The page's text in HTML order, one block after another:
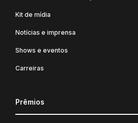
Kit de mídia
Notícias e imprensa
Shows e eventos
Carreiras
Prêmios